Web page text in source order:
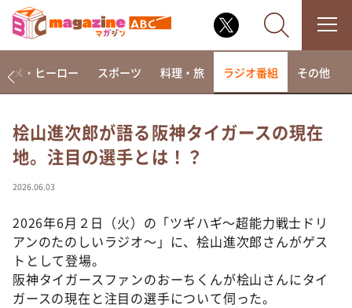
なるみ・岡村の過ぎるTV
相席食堂
～人生密着トークバラエティ！～ やすとものいたっ
て真剣です
探偵！ナイトスクープ
news おかえり
メ・ヒーロー スポーツ 料理・旅 ラジオ番組 その他
桧山進次郎が語る阪神タイガースの現在
地。注目の選手とは！？
2026.06.03
2026年6月２日（火）の「ツギハギ～超能力戦士ドリ
アンのたのしいラジオ～」に、桧山進次郎さんがゲス
トとして登場。
阪神タイガースファンのおーちくんが桧山さんにタイ
ガースの現在と注目の選手について伺った。